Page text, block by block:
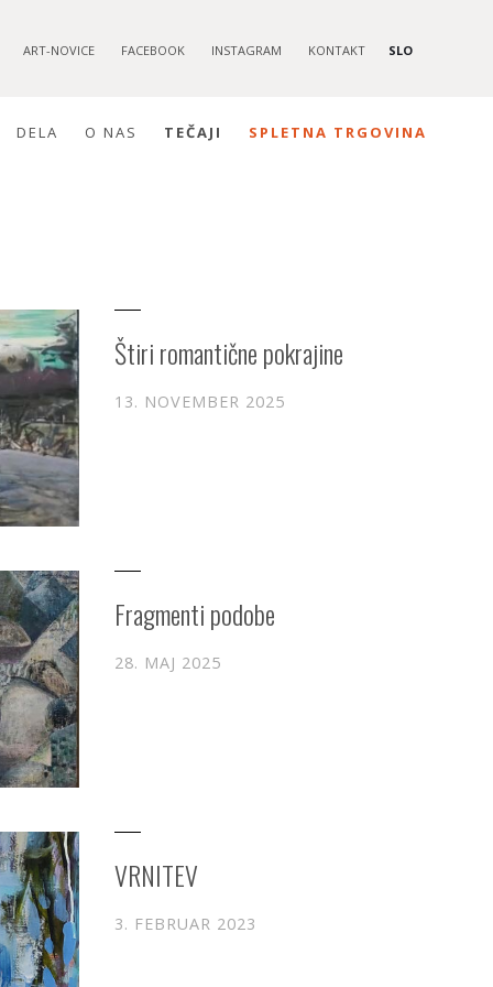
ART-NOVICE FACEBOOK INSTAGRAM KONTAKT SLO
DELA O NAS TEČAJI SPLETNA TRGOVINA
Štiri romantične pokrajine
13. NOVEMBER 2025
Fragmenti podobe
28. MAJ 2025
VRNITEV
3. FEBRUAR 2023